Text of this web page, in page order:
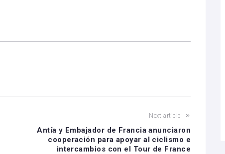
Next article
Antía y Embajador de Francia anunciaron
cooperación para apoyar al ciclismo e
intercambios con el Tour de France